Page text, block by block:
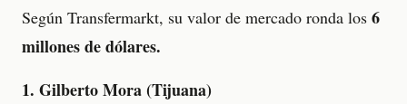
Según Transfermarkt, su valor de mercado ronda los 6
millones de dólares.
1. Gilberto Mora (Tijuana)